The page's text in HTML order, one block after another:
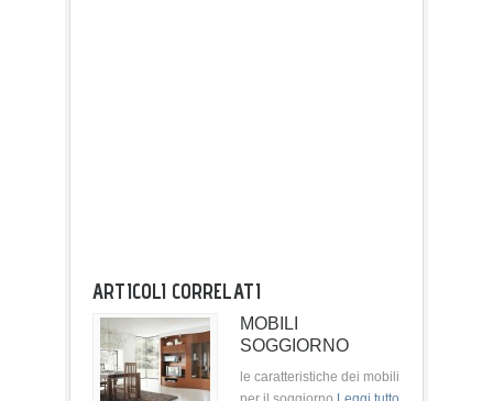
ARTICOLI CORRELATI
MOBILI
SOGGIORNO
le caratteristiche dei mobili